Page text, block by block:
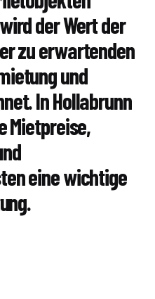
der Wert der
zu erwartenden
und
In Hollabrunn
Mietpreise,
eine wichtige